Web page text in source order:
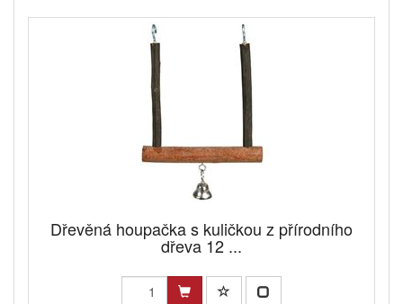
Dřevěná houpačka s kuličkou z přírodního
dřeva 12 ...